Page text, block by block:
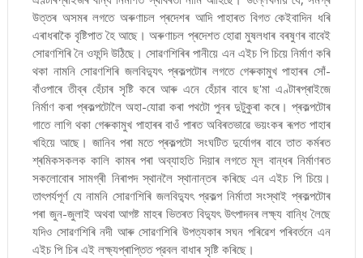
উত্তৰ অসমৰ লগতে অৰুণাচল প্ৰদেশৰ আদি পাহাৰত বিগত কেইবাদিন ধৰি
এৰাধৰাকৈ বৃষ্টিপাত হৈ আছে। অৰুণাচল প্ৰদেশত হোৱা মুষলধাৰ বৰষুণৰ বাবেই
সোৱণশিৰি নৈ ওফন্দি উঠিছে। সোৱণশিৰিৰ পানীয়ে এন এইচ পি চিয়ে নিৰ্মাণ কৰি
থকা নামনি সোৱণশিৰি জলবিদ্যুৎ প্ৰকল্পটোৰ লগতে গেৰুকামুখ পাহাৰৰ সোঁ-
বাঁওপাৰে তীব্ৰ হেঁচাৰ সৃষ্টি কৰে আৰু এনে হেঁচাৰ বাবে ছ'মা এণ্টাৰপ্ৰাইজে
নিৰ্মাণ কৰা প্ৰকল্পটোলৈ অহা-যোৱা কৰা পথটো পুনৰ দুটুকুৰা কৰে। প্ৰকল্পটোৰ
গাতে লাগি থকা গেৰুকামুখ পাহাৰৰ বাওঁ পাৰত অবিৰতভাৱে ভয়ংকৰ ৰূপত পাহাৰ
খহিয়ে আছে। জানিব পৰা মতে প্ৰকল্পটো সংঘটিত দুৰ্যোগৰ বাবে তাত কৰ্মৰত
শ্ৰমিকসকলক কালি কামৰ পৰা অব্যাহতি দিয়াৰ লগতে মূল বান্ধৰ নিৰ্মাণৰত
সকলোবোৰ সামগ্ৰী নিৰাপদ স্থানলৈ স্থানান্তৰ কৰিছে এন এইচ পি চিয়ে।
তাৎপর্যপূর্ণ যে নামনি সোৱণশিৰি জলবিদ্যুৎ প্রকল্প নির্মাতা সংস্থাই প্ৰকল্পটোৰ
পৰা জুন-জুলাই অথবা আগষ্ট মাহৰ ভিতৰত বিদ্যুৎ উৎপাদনৰ লক্ষ্য বান্ধি লৈছে
যদিও সোৱণশিৰি নদী আৰু সোৱণশিৰি উপত্যকাৰ সঘন পৰিৱেশ পৰিবৰ্তনে এন
এইচ পি চিৰ এই লক্ষ্যপ্ৰাপ্তিত প্রবল বাধাৰ সৃষ্টি কৰিছে।